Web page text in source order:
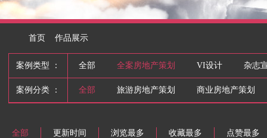
首页 作品展示
案例类型 ： 全部 全案房地产策划 VI设计 杂志
案例分类 ： 全部 旅游房地产策划 商业房地产策划
全部 更新时间 浏览最多 收藏最多 点赞最多